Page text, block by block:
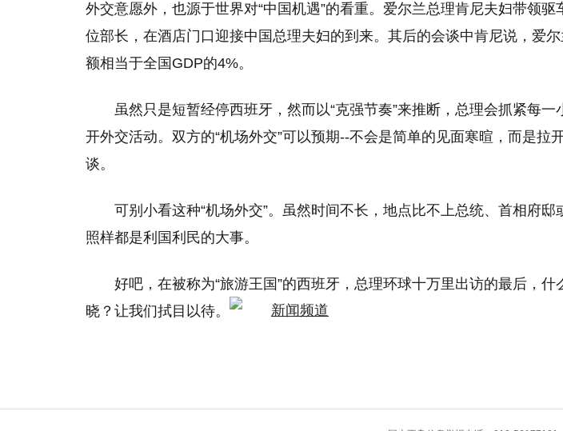
外交意愿外，也源于世界对“中国机遇”的看重。爱尔兰总理肯尼夫妇带领驱
位部长，在酒店门口迎接中国总理夫妇的到来。其后的会谈中肯尼说，爱
额相当于全国GDP的4%。
虽然只是短暂经停西班牙，然而以“克强节奏”来推断，总理会抓紧每一
开外交活动。双方的“机场外交”可以预期--不会是简单的见面寒暄，而是拉
谈。
可别小看这种“机场外交”。虽然时间不长，地点比不上总统、首相府邸
照样都是利国利民的大事。
好吧，在被称为“旅游王国”的西班牙，总理环球十万里出访的最后，什
晓？让我们拭目以待。